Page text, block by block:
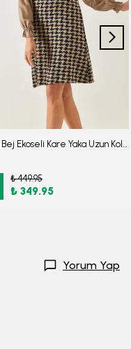
₺ 449.95
₺ 349.95
Yorum Yap